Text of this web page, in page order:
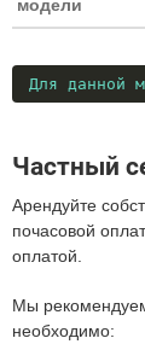
модели
Для данной
Частный
Арендуйте
почасовой
оплатой.
Мы
необходимо: